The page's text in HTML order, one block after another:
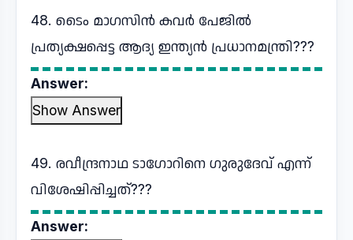
48. ടൈം മാഗസിൻ കവർ പേജിൽ
പ്രത്യക്ഷപ്പെട്ട ആദ്യ ഇന്ത്യൻ പ്രധാനമന്ത്രി???
Answer:
Show Answer
49. രവീന്ദ്രനാഥ ടാഗോറിനെ ഗുരുദേവ് എന്ന്
വിശേഷിപ്പിച്ചത്???
Answer: